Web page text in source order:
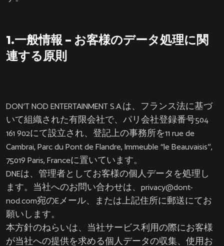
1.一般情報 – お客様のデータ処理に関
連する原則
DON’T NOD ENTERTAINMENT S.A.は、フランス法に基づ
いて組織された有限会社で、パリ会社登録番号504
161 902にて設立され、登記上の事務所を11 rue de
Cambrai, Parc du Pont de Flandre, Immeuble “le Beauvaisis”,
75019 Paris, Franceに置いています。
DNEは、管理者としてお客様の個人データを処理し
ます。当社へのお問い合わせは、 privacy@dont-
nod.com宛のEメール、または上記住所に郵送にてお
願いします。
本方針のねらいは、当社サービス利用の際にお客様
が当社への提供を求める個人データの収集、使用お